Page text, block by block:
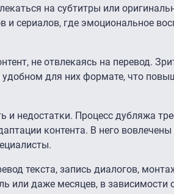
на субтитры или
сериалов, где эмоциональное
не отвлекаясь на перевод.
для них формате, что
недостатки. Процесс дубляжа
контента. В него вовлечены
текста, запись диалогов,
или даже месяцев, в зависимости